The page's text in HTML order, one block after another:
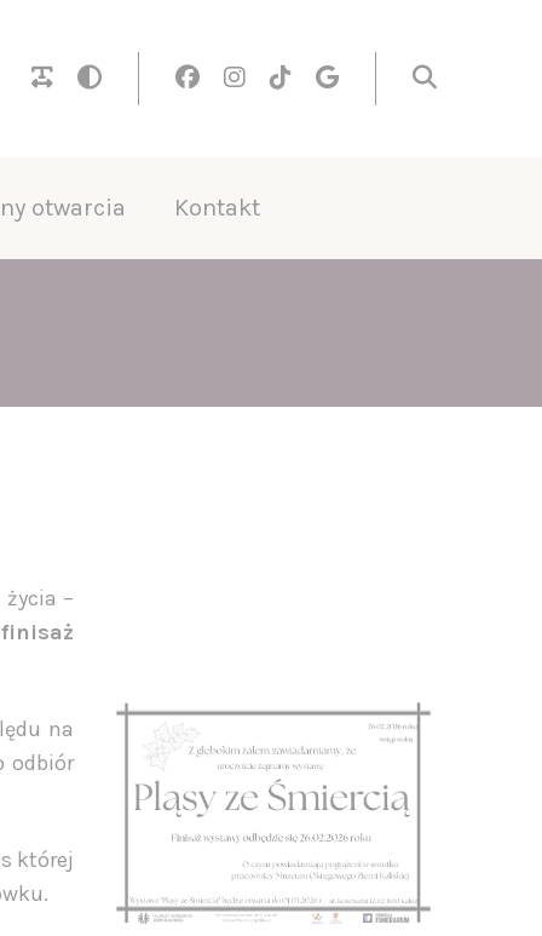
otwarcia Kontakt
–
finisaż
na
odbiór
której